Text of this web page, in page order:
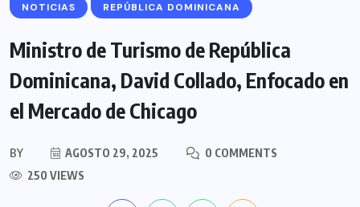
NOTICIAS REPÚBLICA DOMINICANA
Ministro de Turismo de República
Dominicana, David Collado, Enfocado en
el Mercado de Chicago
BY AGOSTO 29, 2025
0 COMMENTS
250 VIEWS